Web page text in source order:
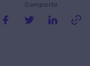
Compartir